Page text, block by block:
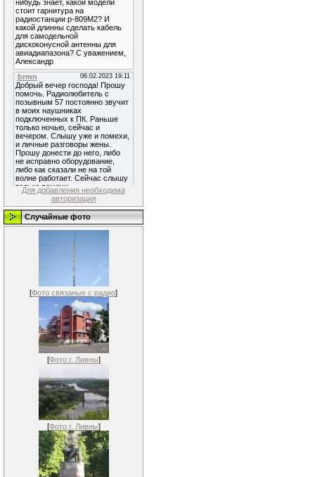
Для добавления необходима
авторизация
Случайные фото
[Фото связаные с радио]
[Фото г. Ливны]
[Фото г. Ливны]